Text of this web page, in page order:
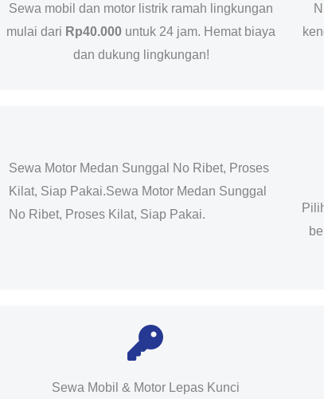
Sewa mobil dan motor listrik ramah lingkungan
mulai dari Rp40.000 untuk 24 jam. Hemat biaya
dan dukung lingkungan!
Sewa Motor Medan Sunggal No Ribet, Proses
Kilat, Siap Pakai.Sewa Motor Medan Sunggal
No Ribet, Proses Kilat, Siap Pakai.
Sewa Mobil & Motor Lepas Kunci